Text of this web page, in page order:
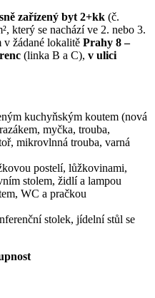
zařízený byt 2+kk (č.
který se nachází ve 2. nebo 3.
v žádané lokalitě Prahy 8 –
(linka B a C), v ulici
kuchyňským koutem (nová
myčka, trouba,
mikrovlnná trouba, varná
postelí, lůžkovinami,
stolem, židlí a lampou
WC a pračkou
stolek, jídelní stůl se